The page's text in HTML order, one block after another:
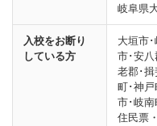
岐阜県
入校をお断り
している方
大垣市
市･安八
老郡･
町･神
市･岐南
住民票